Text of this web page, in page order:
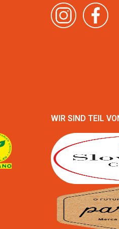
WIR SIND TEIL